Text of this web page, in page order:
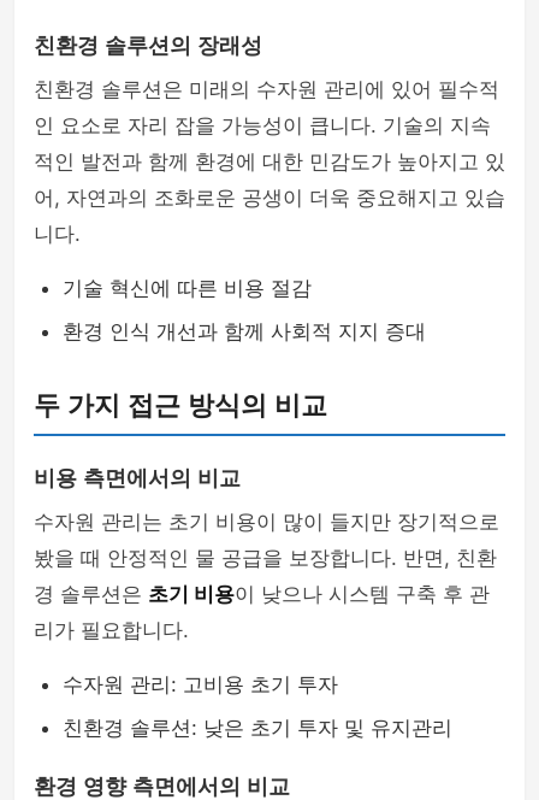
친환경 솔루션의 장래성
친환경 솔루션은 미래의 수자원 관리에 있어 필수적
인 요소로 자리 잡을 가능성이 큽니다. 기술의 지속
적인 발전과 함께 환경에 대한 민감도가 높아지고 있
어, 자연과의 조화로운 공생이 더욱 중요해지고 있습
니다.
기술 혁신에 따른 비용 절감
환경 인식 개선과 함께 사회적 지지 증대
두 가지 접근 방식의 비교
비용 측면에서의 비교
수자원 관리는 초기 비용이 많이 들지만 장기적으로
봤을 때 안정적인 물 공급을 보장합니다. 반면, 친환
경 솔루션은 초기 비용이 낮으나 시스템 구축 후 관
리가 필요합니다.
수자원 관리: 고비용 초기 투자
친환경 솔루션: 낮은 초기 투자 및 유지관리
환경 영향 측면에서의 비교